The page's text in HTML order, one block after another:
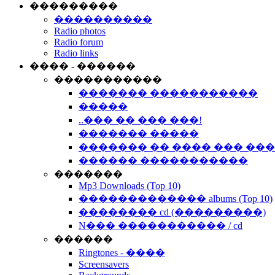
���������
����������
Radio photos
Radio forum
Radio links
���� - ������
�����������
������� �����������
�����
..��� �� ��� ���!
������� �����
������� �� ���� ���
������ �����������
�������
Mp3 Downloads (Top 10)
������������� albums (Top 10)
�������� cd (���������)
N��� ����������� / cd
������
Ringtones - ����
Screensavers